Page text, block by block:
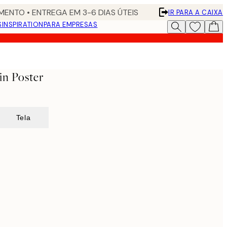
• ENTREGA EM 3-6 DIAS ÚTEIS
IR PARA A CAIXA
INSPIRATIONPARA EMPRESAS
Poster
Tela